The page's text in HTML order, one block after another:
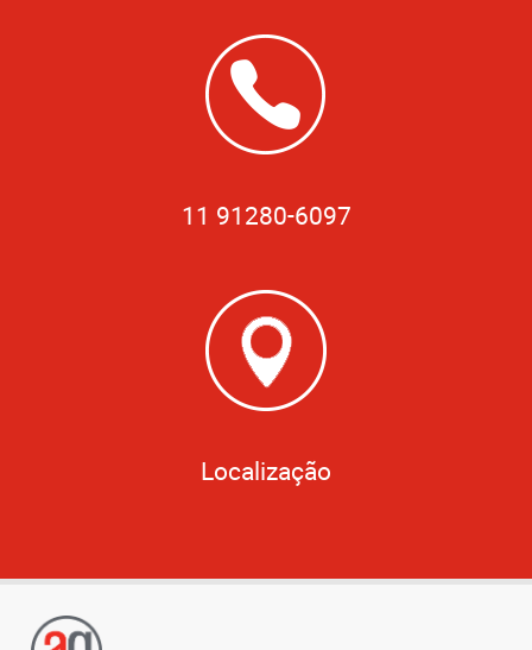
11 91280-6097
Localização